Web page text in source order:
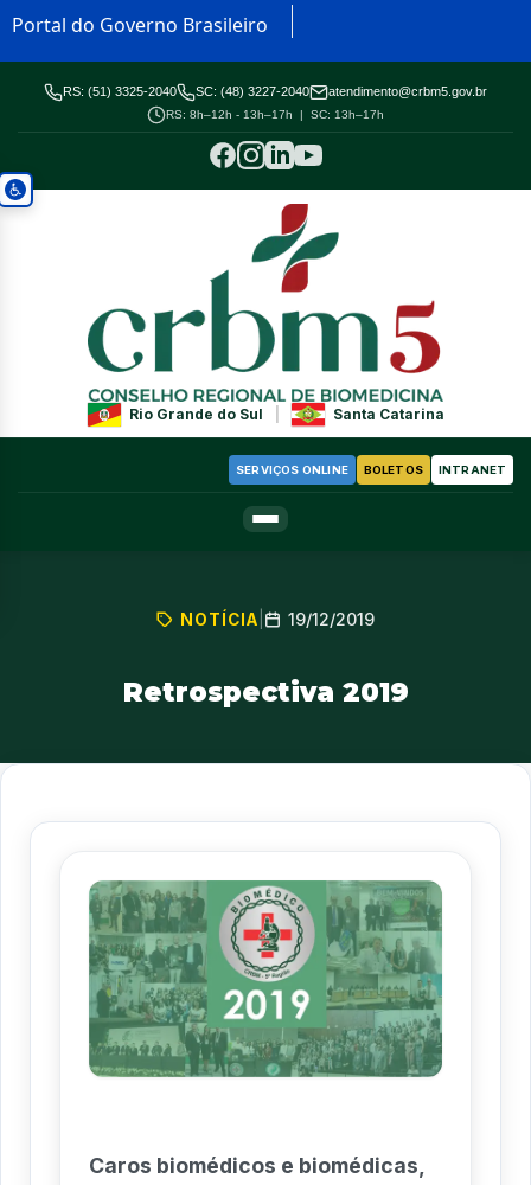
Portal do Governo Brasileiro
RS: (51) 3325-2040 SC: (48) 3227-2040 atendimento@crbm5.gov.br
RS: 8h–12h - 13h–17h | SC: 13h–17h
Rio Grande do Sul Santa Catarina
SERVIÇOS ONLINE BOLETOS INTRANET
NOTÍCIA 19/12/2019
Retrospectiva 2019
Caros biomédicos e biomédicas,